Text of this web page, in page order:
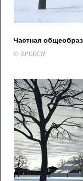
Частная
© SPEECH